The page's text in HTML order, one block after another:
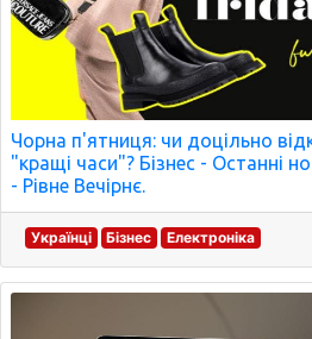
Чорна п'ятниця: чи доцільно
"кращі часи"? Бізнес - Останні
- Рівне Вечірнє.
Українці Бізнес Електроніка